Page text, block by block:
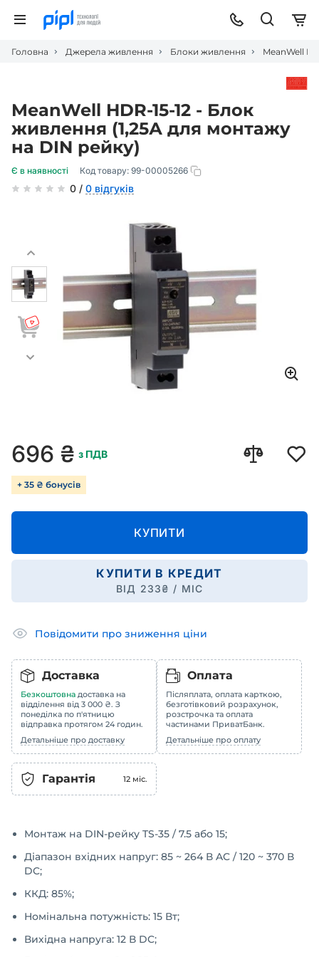
Головна Джерела живлення Блоки живлення MeanWell
MeanWell HDR-15-12 - Блок
живлення (1,25А для монтажу
на DIN рейку)
Є в наявності Код товару: 99-00005266
0 / 0 відгуків
696 ₴ з ПДВ
+ 35 ₴ бонусів
КУПИТИ
КУПИТИ В КРЕДИТ
ВІД 233₴ / МІС
Повідомити про зниження ціни
Доставка
Безкоштовна доставка на
відділення від 3 000 ₴. З
понеділка по п'ятницю
відправка протягом 24 годин.
Детальніше про доставку
Оплата
Післяплата, оплата карткою,
безготівковий розрахунок,
розстрочка та оплата
частинами ПриватБанк.
Детальніше про оплату
Гарантія 12 міс.
Монтаж на DIN-рейку TS-35 / 7.5 або 15;
Діапазон вхідних напруг: 85 ~ 264 В AC / 120 ~ 370 В
DC;
ККД: 85%;
Номінальна потужність: 15 Вт;
Вихідна напруга: 12 В DC;